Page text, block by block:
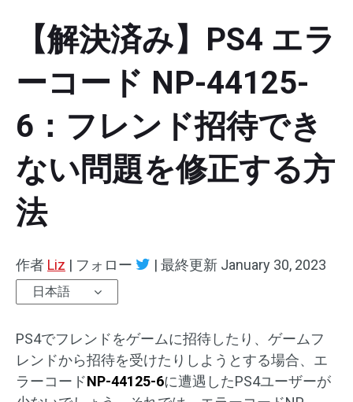
【解決済み】PS4 エラ
ーコード NP-44125-
6：フレンド招待でき
ない問題を修正する方
法
作者 Liz | フォロー | 最終更新 January 30, 2023
日本語
PS4でフレンドをゲームに招待したり、ゲームフ
レンドから招待を受けたりしようとする場合、エ
ラーコードNP-44125-6に遭遇したPS4ユーザーが